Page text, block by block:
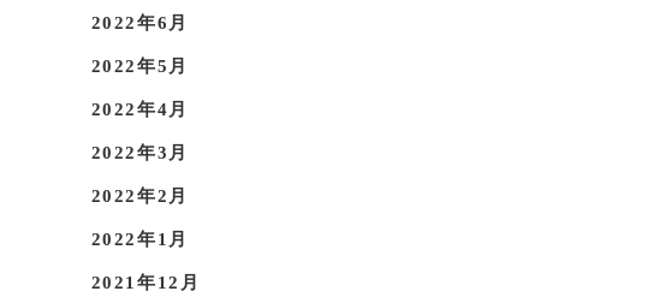
2022年6月
2022年5月
2022年4月
2022年3月
2022年2月
2022年1月
2021年12月